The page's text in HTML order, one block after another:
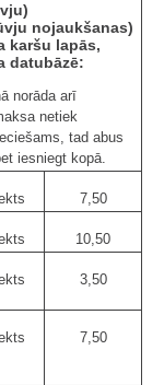
nojaukšanas)
karšu lapās,
datubāzē:
norāda arī
netiek
tad abus
iesniegt kopā.
7,50
10,50
3,50
7,50